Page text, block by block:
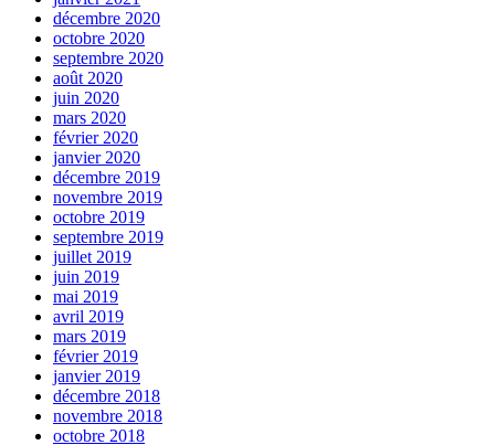
décembre 2020
octobre 2020
septembre 2020
août 2020
juin 2020
mars 2020
février 2020
janvier 2020
décembre 2019
novembre 2019
octobre 2019
septembre 2019
juillet 2019
juin 2019
mai 2019
avril 2019
mars 2019
février 2019
janvier 2019
décembre 2018
novembre 2018
octobre 2018